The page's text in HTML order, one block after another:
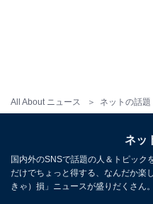
All About ニュース ネットの話題
ネッ
国内外のSNSで話題の人＆トピック
だけでちょっと得する、なんだか楽
きゃ）損」ニュースが盛りだくさん。